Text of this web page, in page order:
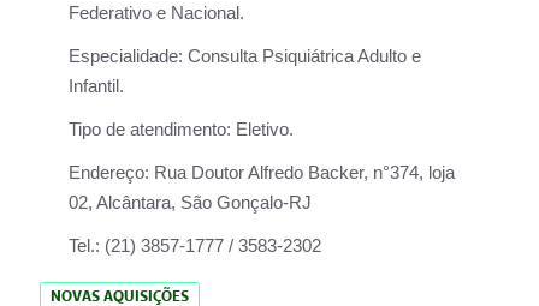
Federativo e Nacional.
Especialidade: Consulta Psiquiátrica Adulto e
Infantil.
Tipo de atendimento: Eletivo.
Endereço: Rua Doutor Alfredo Backer, n°374, loja
02, Alcântara, São Gonçalo-RJ
Tel.: (21) 3857-1777 / 3583-2302
NOVAS AQUISIÇÕES